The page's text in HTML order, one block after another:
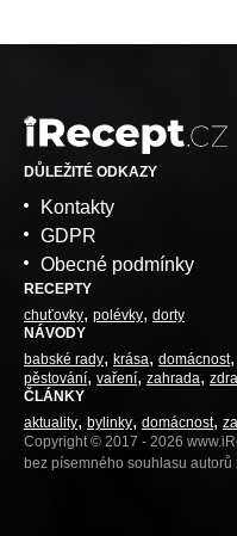
DŮLEŽITÉ ODKAZY
Kontakty
GDPR
Obecné podmínky
RECEPTY
chuťovky polévky dorty
NÁVODY
babské rady krása domácnost
pěstování vaření zahrada
ČLÁNKY
aktuality bylinky domácnost
Copyright © 2017 - 2026
bez písemného souhlasu autorů